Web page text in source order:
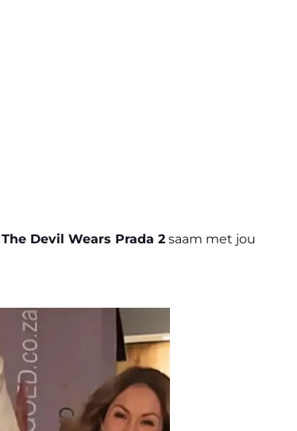
The Devil Wears Prada 2 saam met jou